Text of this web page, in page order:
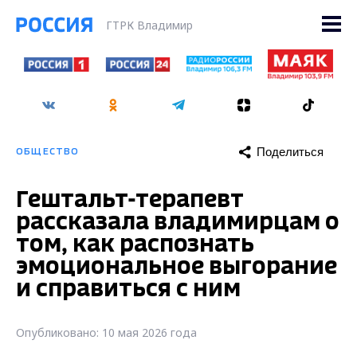
ГТРК Владимир
ОБЩЕСТВО Поделиться
Гештальт-терапевт
рассказала владимирцам о
том, как распознать
эмоциональное выгорание
и справиться с ним
Опубликовано: 10 мая 2026 года